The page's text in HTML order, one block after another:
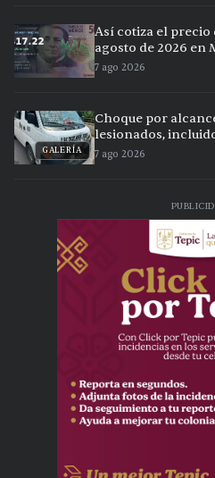
Así cotiza el precio
agosto de 2026 en
7 ago 2026
GALERÍA
Choque por
lesionados,
7 ago 2026